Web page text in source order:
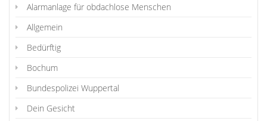
Alarmanlage für obdachlose Menschen
Allgemein
Bedürftig
Bochum
Bundespolizei Wuppertal
Dein Gesicht